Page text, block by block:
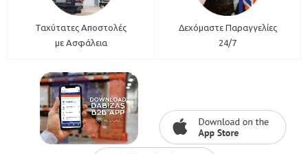
Ταχύτατες Αποστολές
με Ασφάλεια
Δεχόμαστε Παραγγελίες
24/7